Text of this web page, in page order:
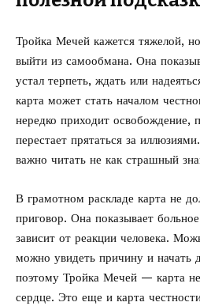
Тройка Мечей кажется тяжелой,
выйти из самообмана. Она
устал терпеть, ждать или
карта может стать началом
нередко приходит освобождение,
перестает прятаться за
важно читать не как страшный
В грамотном раскладе карта не
приговор. Она показывает
зависит от реакции человека.
можно увидеть причину и начать
поэтому Тройка Мечей — карта
сердце. Это еще и карта